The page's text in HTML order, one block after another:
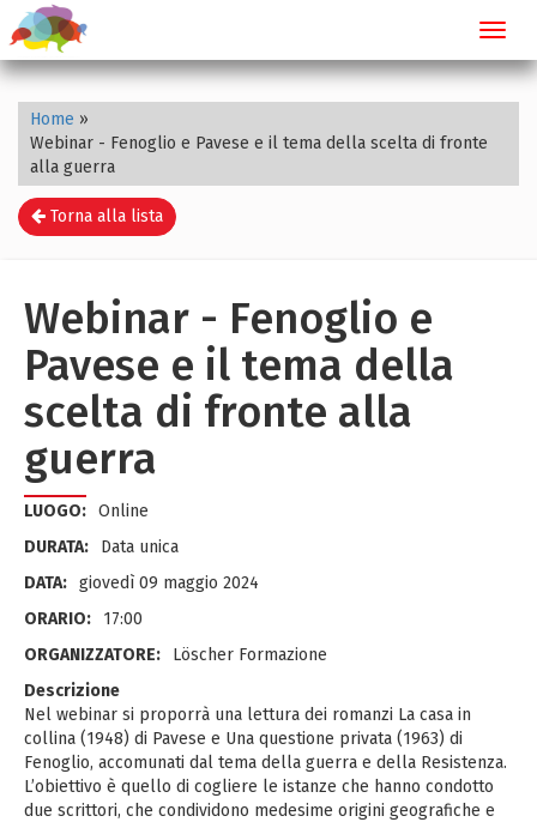
Home »
Webinar - Fenoglio e Pavese e il tema della scelta di fronte
alla guerra
Torna alla lista
Webinar - Fenoglio e
Pavese e il tema della
scelta di fronte alla
guerra
LUOGO: Online
DURATA:
Data unica
DATA: giovedì 09 maggio 2024
ORARIO:
17:00
ORGANIZZATORE:
Löscher Formazione
Descrizione
Nel webinar si proporrà una lettura dei romanzi La casa in
collina (1948) di Pavese e Una questione privata (1963) di
Fenoglio, accomunati dal tema della guerra e della Resistenza.
L’obiettivo è quello di cogliere le istanze che hanno condotto
due scrittori, che condividono medesime origini geografiche e